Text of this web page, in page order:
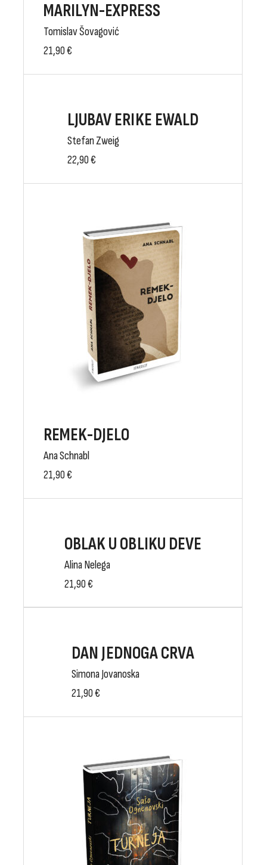
MARILYN-EXPRESS
Tomislav Šovagović
21,90€
LJUBAV ERIKE EWALD
Stefan Zweig
22,90€
REMEK-DJELO
Ana Schnabl
21,90€
OBLAK U OBLIKU DEVE
Alina Nelega
21,90€
DAN JEDNOGA CRVA
Simona Jovanoska
21,90€